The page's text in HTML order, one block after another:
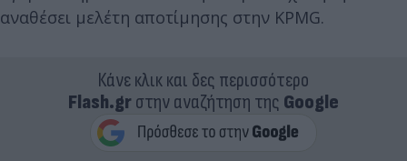
αναθέσει μελέτη αποτίμησης στην KPMG.
Κάνε κλικ και δες περισσότερο
Flash.grστην αναζήτηση της Google